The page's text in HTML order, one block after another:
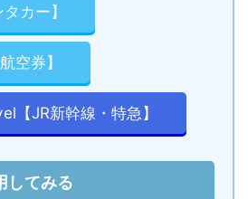
カー】
空券】
【JR新幹線・特急】
してみる